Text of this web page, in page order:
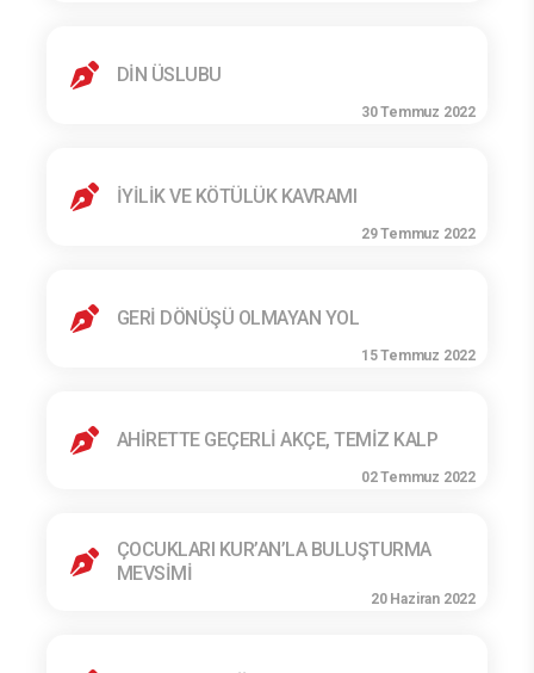
DİN ÜSLUBU
30 Temmuz 2022
İYİLİK VE KÖTÜLÜK KAVRAMI
29 Temmuz 2022
GERİ DÖNÜŞÜ OLMAYAN YOL
15 Temmuz 2022
AHİRETTE GEÇERLİ AKÇE, TEMİZ KALP
02 Temmuz 2022
ÇOCUKLARI KUR’AN’LA BULUŞTURMA
MEVSİMİ
20 Haziran 2022